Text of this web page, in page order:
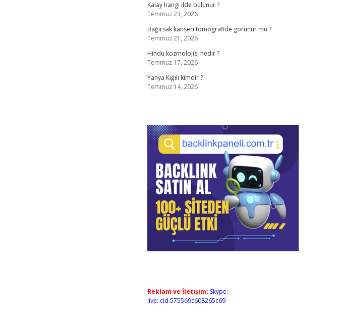
Kalay hangi ilde bulunur ?
Temmuz 23, 2026
Bağırsak kanseri tomografide görünür mü ?
Temmuz 21, 2026
Hindu kozmolojisi nedir ?
Temmuz 17, 2026
Yahya Kığılı kimdir ?
Temmuz 14, 2026
Reklam ve İletişim: Skype:
live:.cid.575569c608265c69